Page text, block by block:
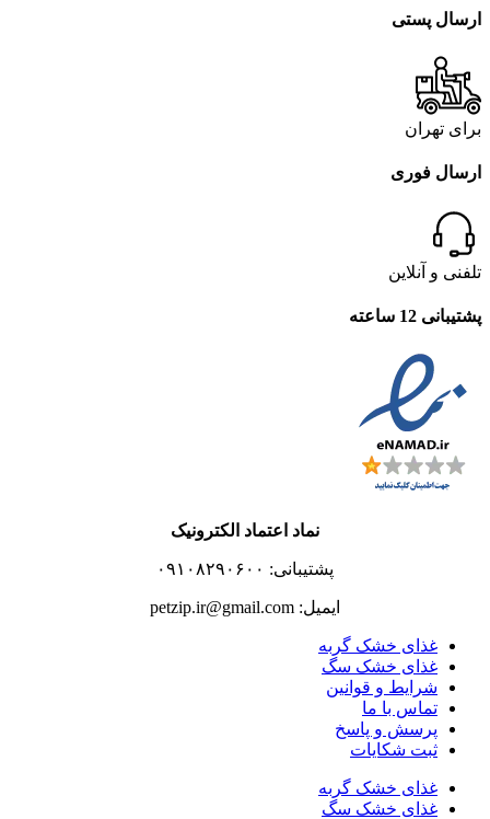
ارسال پستی
برای تهران
ارسال فوری
تلفنی و آنلاین
پشتیبانی 12 ساعته
نماد اعتماد الکترونیک
پشتیبانی: ۰۹۱۰۸۲۹۰۶۰۰
ایمیل: petzip.ir@gmail.com
غذای خشک گربه
غذای خشک سگ
شرایط و قوانین
تماس با ما
پرسش و پاسخ
ثبت شکایات
غذای خشک گربه
غذای خشک سگ